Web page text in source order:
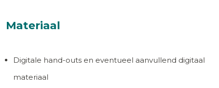
Materiaal
Digitale hand-outs en eventueel aanvullend digitaal
materiaal